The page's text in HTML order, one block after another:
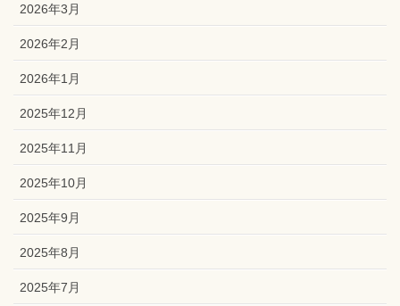
2026年3月
2026年2月
2026年1月
2025年12月
2025年11月
2025年10月
2025年9月
2025年8月
2025年7月